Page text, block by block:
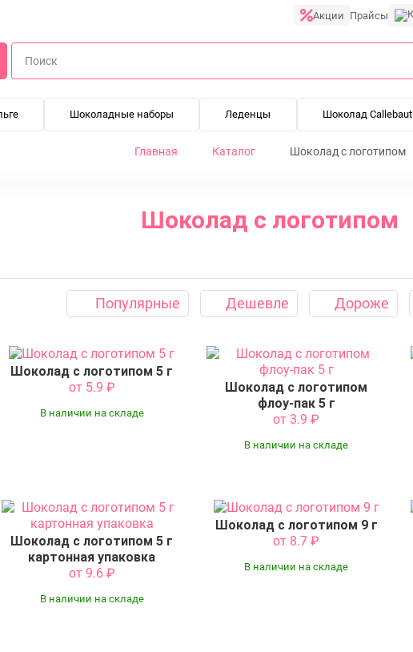
Акции Прайсы
Шоколадные наборы Леденцы Шоколад Callebaut
Главная Каталог Шоколад с логотипом
Шоколад с логотипом
Популярные Дешевле Дороже
Шоколад с логотипом 5 г
от 5.9 ₽
В наличии на складе
Шоколад с логотипом
флоу-пак 5 г
от 3.9₽
В наличии на складе
Шоколад с логотипом 5 г
картонная упаковка
от 9.6 ₽
В наличии на складе
Шоколад с логотипом 9 г
от 8.7₽
В наличии на складе